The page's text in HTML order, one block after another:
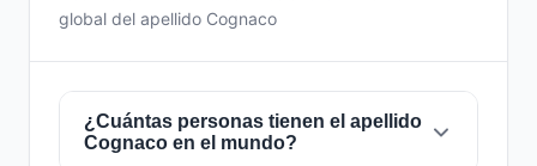
global del apellido Cognaco
¿Cuántas personas tienen el apellido
Cognaco en el mundo?